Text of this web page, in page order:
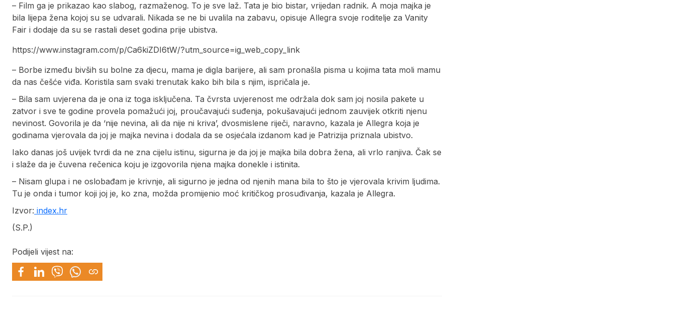
– Film ga je prikazao kao slabog, razmaženog. To je sve laž. Tata je bio bistar, vrijedan radnik. A moja majka je
bila lijepa žena kojoj su se udvarali. Nikada se ne bi uvalila na zabavu, opisuje Allegra svoje roditelje za Vanity
Fair i dodaje da su se rastali deset godina prije ubistva.
https://www.instagram.com/p/Ca6kiZDI6tW/?utm_source=ig_web_copy_link
– Borbe između bivših su bolne za djecu, mama je digla barijere, ali sam pronašla pisma u kojima tata moli mamu
da nas češće viđa. Koristila sam svaki trenutak kako bih bila s njim, ispričala je.
– Bila sam uvjerena da je ona iz toga isključena. Ta čvrsta uvjerenost me održala dok sam joj nosila pakete u
zatvor i sve te godine provela pomažući joj, proučavajući suđenja, pokušavajući jednom zauvijek otkriti njenu
nevinost. Govorila je da ‘nije nevina, ali da nije ni kriva’, dvosmislene riječi, naravno, kazala je Allegra koja je
godinama vjerovala da joj je majka nevina i dodala da se osjećala izdanom kad je Patrizija priznala ubistvo.
Iako danas još uvijek tvrdi da ne zna cijelu istinu, sigurna je da joj je majka bila dobra žena, ali vrlo ranjiva. Čak se
i slaže da je čuvena rečenica koju je izgovorila njena majka donekle i istinita.
– Nisam glupa i ne oslobađam je krivnje, ali sigurno je jedna od njenih mana bila to što je vjerovala krivim ljudima.
Tu je onda i tumor koji joj je, ko zna, možda promijenio moć kritičkog prosuđivanja, kazala je Allegra.
Izvor: index.hr
(S.P.)
Podijeli vijest na: